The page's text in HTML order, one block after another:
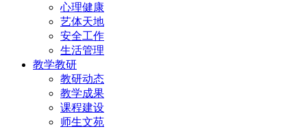
心理健康
艺体天地
安全工作
生活管理
教学教研
教研动态
教学成果
课程建设
师生文苑